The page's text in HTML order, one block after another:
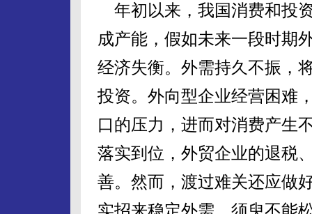
年初以来，我国消费和投
成产能，假如未来一段时期
经济失衡。外需持久不振，
投资。外向型企业经营困难
口的压力，进而对消费产生
落实到位，外贸企业的退税
善。然而，渡过难关还应做
实招来稳定外需，须臾不能